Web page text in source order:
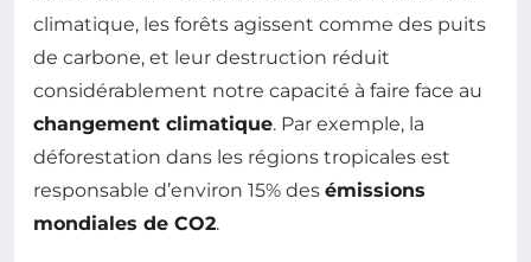
climatique, les forêts agissent comme des puits
de carbone, et leur destruction réduit
considérablement notre capacité à faire face au
changement climatique. Par exemple, la
déforestation dans les régions tropicales est
responsable d’environ 15% des émissions
mondiales de CO2.